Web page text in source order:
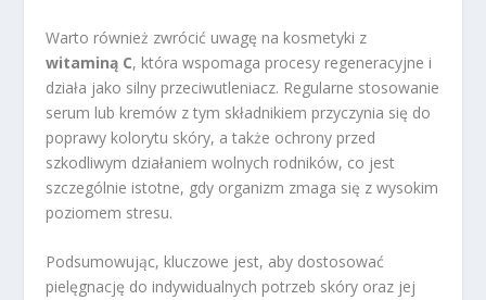
Warto również zwrócić uwagę na kosmetyki z
witaminą C, która wspomaga procesy regeneracyjne i
działa jako silny przeciwutleniacz. Regularne stosowanie
serum lub kremów z tym składnikiem przyczynia się do
poprawy kolorytu skóry, a także ochrony przed
szkodliwym działaniem wolnych rodników, co jest
szczególnie istotne, gdy organizm zmaga się z wysokim
poziomem stresu.
Podsumowując, kluczowe jest, aby dostosować
pielęgnację do indywidualnych potrzeb skóry oraz jej